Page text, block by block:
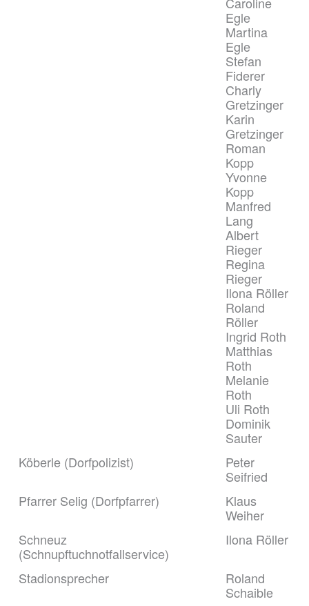
Egle
Martina
Egle
Stefan
Fiderer
Charly
Gretzinger
Karin
Gretzinger
Roman
Kopp
Yvonne
Kopp
Manfred
Lang
Albert
Rieger
Regina
Rieger
Ilona Röller
Roland
Röller
Ingrid Roth
Matthias
Roth
Melanie
Roth
Uli Roth
Dominik
Sauter
Köberle (Dorfpolizist)
Peter
Seifried
Pfarrer Selig (Dorfpfarrer)
Klaus
Weiher
Schneuz
(Schnupftuchnotfallservice)
Ilona Röller
Stadionsprecher
Roland
Schaible